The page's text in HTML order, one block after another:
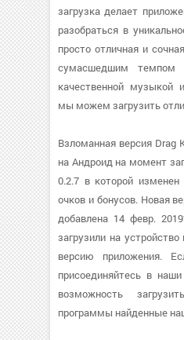
загрузка делает
разобраться в
просто отличная и
сумасшедшим темпом
качественной музыкой
мы можем загрузить
Взломанная версия Drag
на Андроид на момент
0.2.7 в которой
очков и бонусов. Новая
добавлена 14 февр.
загрузили на
версию приложения.
присоединяйтесь в
возможность
программы найденные